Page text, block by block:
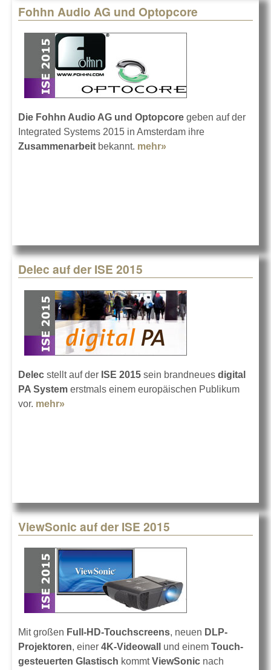
Fohhn Audio AG und Optopcore
Die Fohhn Audio AG und Optopcore geben auf der
Integrated Systems 2015 in Amsterdam ihre
Zusammenarbeit bekannt. mehr»
Delec auf der ISE 2015
Delec stellt auf der ISE 2015 sein brandneues digital
PA System erstmals einem europäischen Publikum
vor. mehr»
ViewSonic auf der ISE 2015
Mit großen Full-HD-Touchscreens, neuen DLP-
Projektoren, einer 4K-Videowall und einem Touch-
gesteuerten Glastisch kommtViewSonic nach